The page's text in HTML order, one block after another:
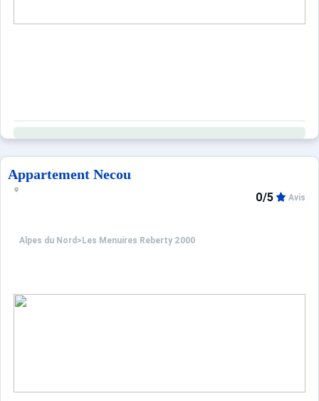
Appartement Necou
Alpes du Nord > Les Menuires Reberty 2000
0/5 Avis